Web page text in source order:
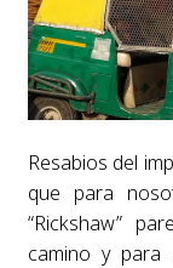
Resabios del
que para
“Rickshaw”
camino y para